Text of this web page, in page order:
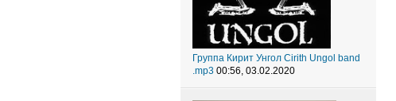
Группа Кирит Унгол Cirith Ungol band
.mp3 00:56, 03.02.2020